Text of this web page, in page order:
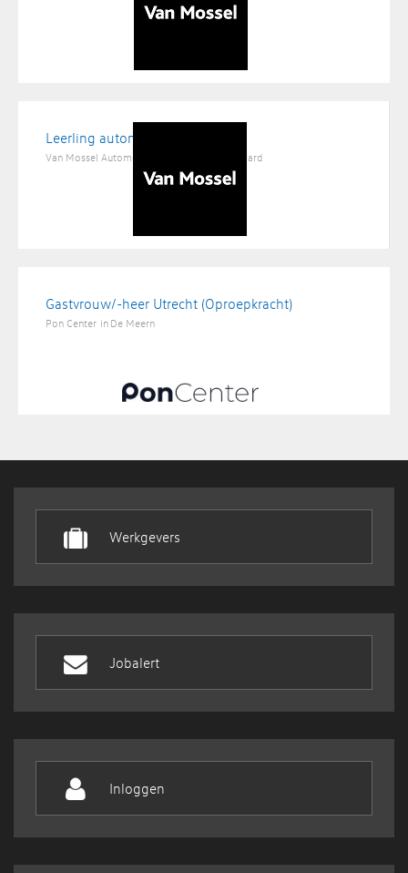
Leerling automonteur
Van Mossel Automotive Groep Valkenswaard
Gastvrouw/-heer Utrecht (Oproepkracht)
Pon Center in De Meern
Werkgevers
Jobalert
Inloggen